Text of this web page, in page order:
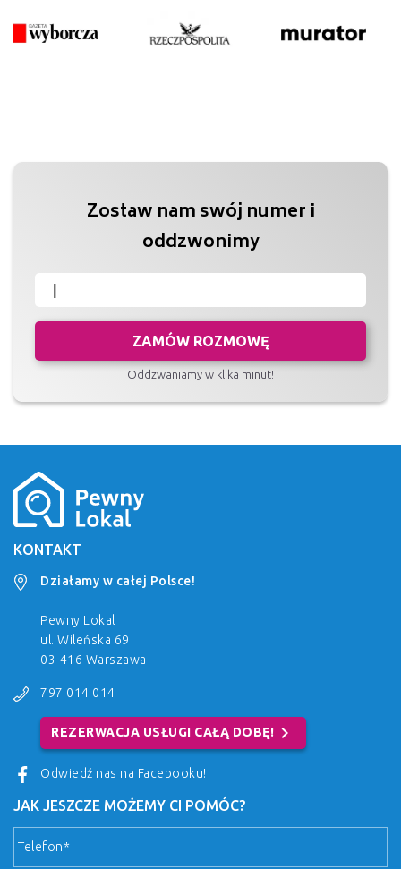
Zostaw nam swój numer i
oddzwonimy
ZAMÓW ROZMOWĘ
Oddzwaniamy w klika minut!
KONTAKT
Działamy w całej Polsce!
Pewny Lokal
ul. Wileńska 69
03-416 Warszawa
797 014 014
REZERWACJA USŁUGI CAŁĄ DOBĘ! chevron_right
Odwiedź nas na Facebooku!
JAK JESZCZE MOŻEMY CI POMÓC?